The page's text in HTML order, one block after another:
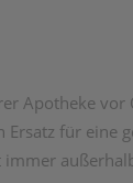
Apotheke
für